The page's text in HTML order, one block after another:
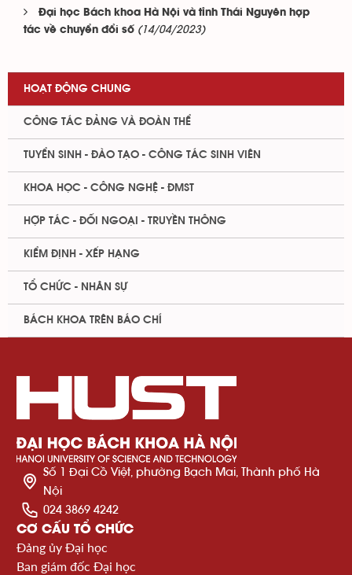
Đại học Bách khoa Hà Nội và tỉnh Thái Nguyên hợp
tác về chuyển đổi số (14/04/2023)
HOẠT ĐỘNG CHUNG
CÔNG TÁC ĐẢNG VÀ ĐOÀN THỂ
TUYỂN SINH - ĐÀO TẠO - CÔNG TÁC SINH VIÊN
KHOA HỌC - CÔNG NGHỆ - ĐMST
HỢP TÁC - ĐỐI NGOẠI - TRUYỀN THÔNG
KIỂM ĐỊNH - XẾP HẠNG
TỔ CHỨC - NHÂN SỰ
BÁCH KHOA TRÊN BÁO CHÍ
Số 1 Đại Cồ Việt, phường Bạch Mai, Thành phố Hà
Nội
024 3869 4242
CƠ CẤU TỔ CHỨC
Đảng ủy Đại học
Ban giám đốc Đại học